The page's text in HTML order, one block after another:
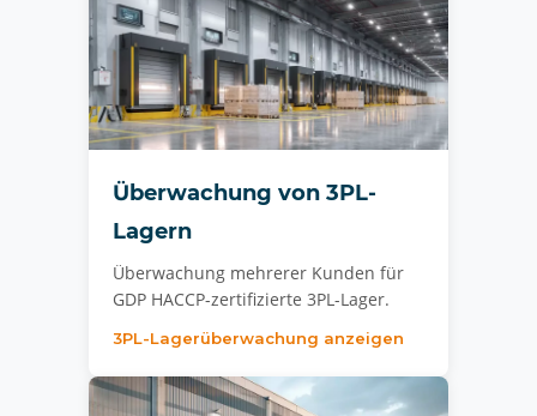
Überwachung von 3PL-
Lagern
Überwachung mehrerer Kunden für
GDP HACCP-zertifizierte 3PL-Lager.
3PL-Lagerüberwachung anzeigen